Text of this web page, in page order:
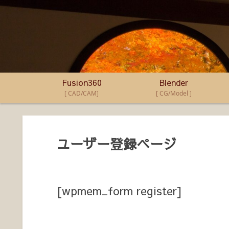
Fusion360
[ CAD/CAM]
Blender
[ CG/Model ]
ユーザー登録ページ
[wpmem_form register]